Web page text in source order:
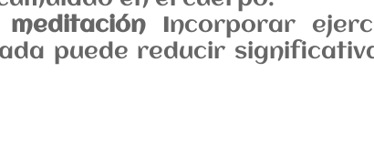
Incorporar
puede reducir